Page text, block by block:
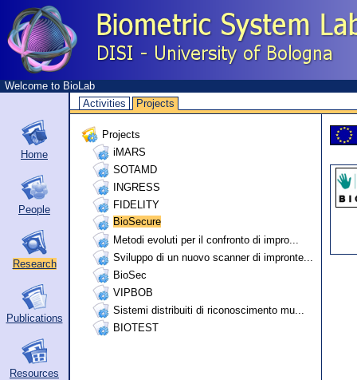
Welcome to BioLab
Activities
Projects
Home
People
Research
Publications
Resources
Projects
iMARS
SOTAMD
INGRESS
FIDELITY
BioSecure
Metodi evoluti per il confronto di impro...
Sviluppo di un nuovo scanner di impronte...
BioSec
VIPBOB
Sistemi distribuiti di riconoscimento mu...
BIOTEST